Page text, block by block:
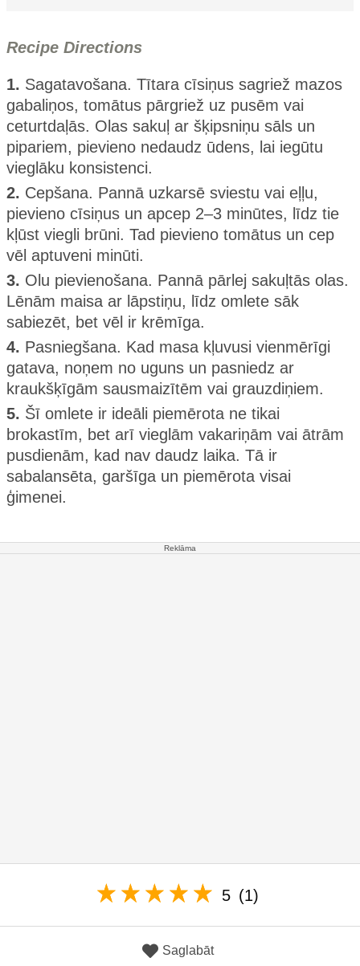
Recipe Directions
1. Sagatavošana. Tītara cīsiņus sagriež mazos
gabaliņos, tomātus pārgriež uz pusēm vai
ceturtdaļās. Olas sakuļ ar šķipsniņu sāls un
pipariem, pievieno nedaudz ūdens, lai iegūtu
vieglāku konsistenci.
2. Cepšana. Pannā uzkarsē sviestu vai eļļu,
pievieno cīsiņus un apcep 2–3 minūtes, līdz tie
kļūst viegli brūni. Tad pievieno tomātus un cep
vēl aptuveni minūti.
3. Olu pievienošana. Pannā pārlej sakuļtās olas.
Lēnām maisa ar lāpstiņu, līdz omlete sāk
sabiezēt, bet vēl ir krēmīga.
4. Pasniegšana. Kad masa kļuvusi vienmērīgi
gatava, noņem no uguns un pasniedz ar
kraukšķīgām sausmaizītēm vai grauzdiņiem.
5. Šī omlete ir ideāli piemērota ne tikai
brokastīm, bet arī vieglām vakariņām vai ātrām
pusdienām, kad nav daudz laika. Tā ir
sabalansēta, garšīga un piemērota visai
ģimenei.
Reklāma
5 (1)
Saglabāt